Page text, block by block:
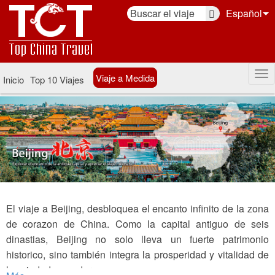
Español
Inicio Top 10 Viajes Viaje a Medida
El viaje a Beijing, desbloquea el encanto infinito de la zona
de corazon de China. Como la capital antiguo de seis
dinastias, Beijing no solo lleva un fuerte patrimonio
historico, sino también integra la prosperidad y vitalidad de
las ciudades modernas.